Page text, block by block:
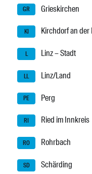
GR Grieskirchen
KI Kirchdorf an der
L Linz – Stadt
LL Linz/Land
PE Perg
RI Ried im Innkreis
RO Rohrbach
SD Schärding